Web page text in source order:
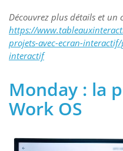
Découvrez plus détails et un
https://
projets-avec-ecran-
interactif
Monday : la
Work OS